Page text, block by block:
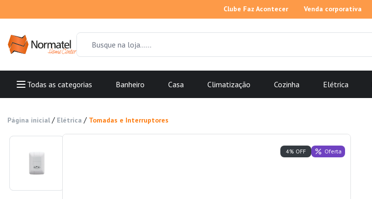
Clube Faz Acontecer Venda corporativa
Todas as categorias Banheiro Casa Climatização Cozinha Elétrica
Página inicial / Elétrica / Tomadas e Interruptores
4% OFF Oferta